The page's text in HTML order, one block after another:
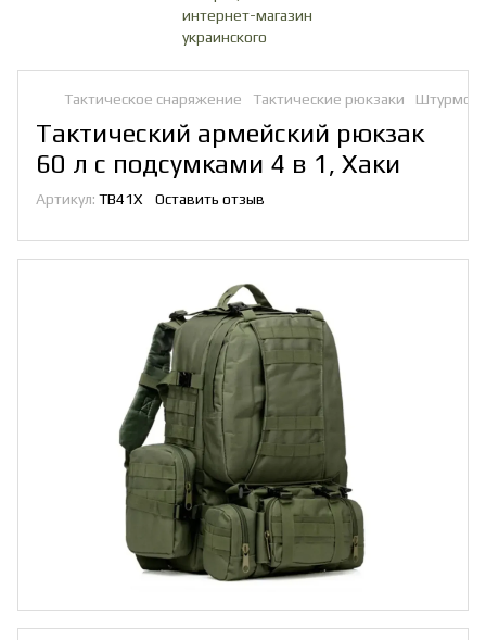
Тактическое снаряжение Тактические рюкзаки Штурмові
Тактический армейский рюкзак
60 л с подсумками 4 в 1, Хаки
Артикул: TB41X Оставить отзыв